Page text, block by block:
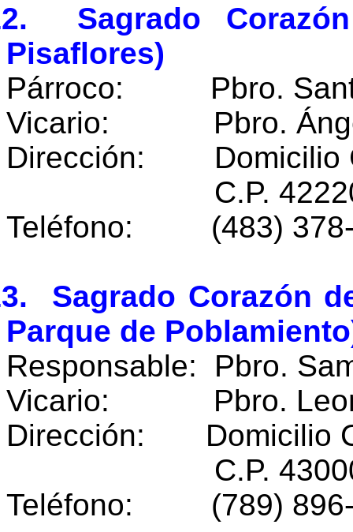
Sagrado
Pisaflores)
Párroco: Pbro.
Vicario: Pbro.
Dirección: Domicilio
C.P. 42220
Teléfono: (483) 378-
Sagrado Corazón
Parque de
Responsable: Pbro.
Vicario: Pbro.
Dirección: Domicilio
C.P. 43000
Teléfono: (789) 896-